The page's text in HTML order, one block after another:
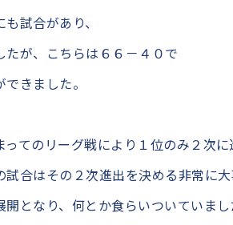
試合があり、
たが、こちらは６６－４０で
きました。
てのリーグ戦により１位のみ２次に
合はその２次進出を決める非常に大
となり、何とか食らいついていまし